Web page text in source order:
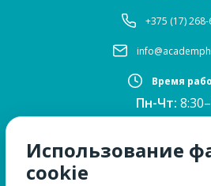
+375 (17)
Время
Пн-Чт:
ПТ:
Сб, Вс:
Использование
cookie